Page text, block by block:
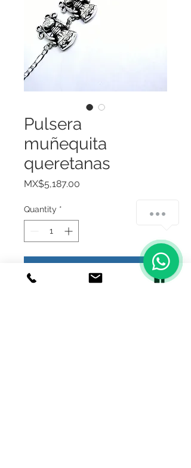
Pulsera
muñequita
queretanas
MX$5,187.00
Quantity *